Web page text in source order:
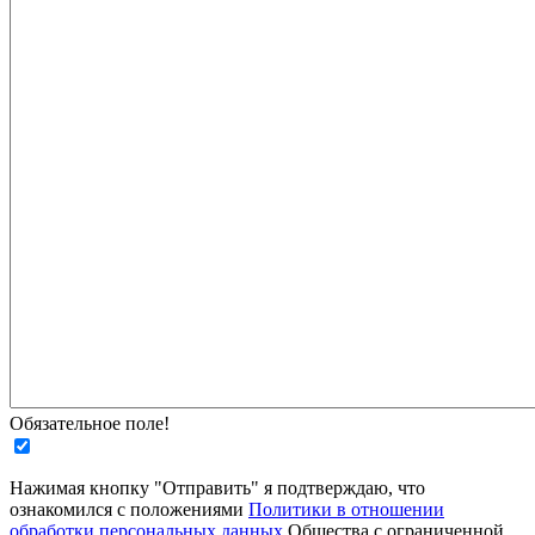
Обязательное поле!
Нажимая кнопку "Отправить" я подтверждаю, что
ознакомился с положениями Политики в отношении
обработки персональных данных Общества с ограниченной